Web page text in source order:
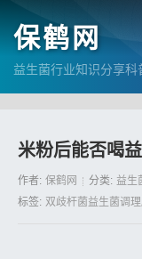
保鹤网
益生菌行业知识分享科
米粉后能否喝
作者: 保鹤网 分类: 益生
标签: 双歧杆菌益生菌调